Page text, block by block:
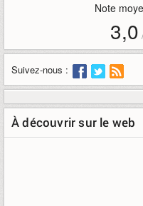
Note
3,0
Suivez-nous :
À découvrir sur le web